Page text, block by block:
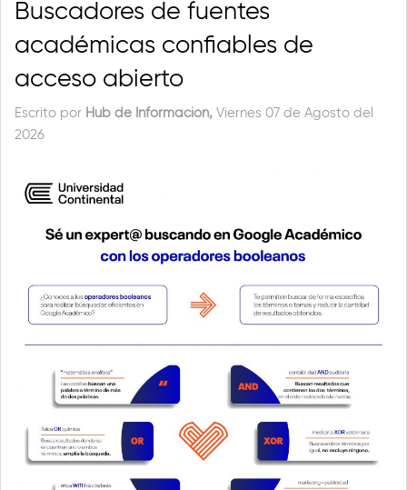
Buscadores de fuentes
académicas confiables de
acceso abierto
Escrito por Hub de Información, Viernes 07 de Agosto del
2026